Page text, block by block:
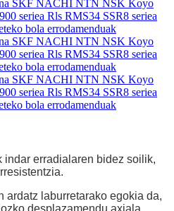
erradialaren bidez soilik,
ardatz laburretarako egokia da,